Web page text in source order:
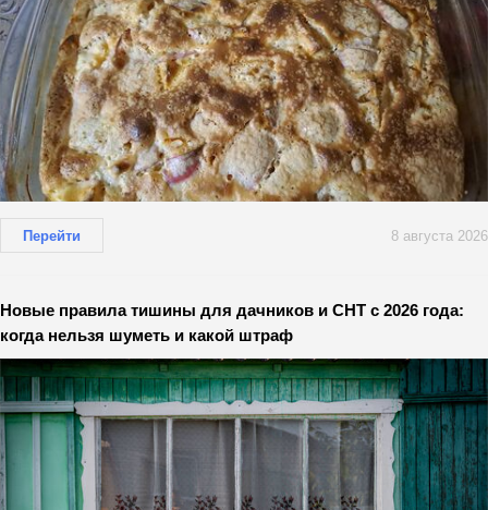
Перейти 8 августа 2026
Новые правила тишины для дачников и СНТ с 2026 года:
когда нельзя шуметь и какой штраф